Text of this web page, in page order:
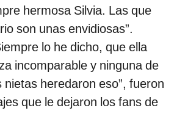
hermosa Silvia. Las que
son unas envidiosas”.
lo he dicho, que ella
incomparable y ninguna de
nietas heredaron eso”, fueron
que le dejaron los fans de